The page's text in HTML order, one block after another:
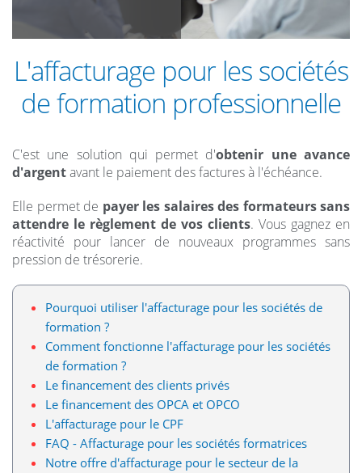
L'affacturage pour les sociétés
de formation professionnelle
C'est une solution qui permet d'obtenir une avance
d'argentavant le paiement des factures à l'échéance.
Elle permet de payer les salaires des formateurs sans
attendre le règlement de vos clients. Vous gagnez en
réactivité pour lancer de nouveaux programmes sans
pression de trésorerie.
Pourquoi utiliser l'affacturage pour les sociétés de
formation ?
Comment fonctionne l'affacturage pour les sociétés
de formation ?
Le financement des clients privés
Le financement des OPCA et OPCO
L'affacturage pour le CPF
FAQ - Affacturage pour les sociétés formatrices
Notre offre d'affacturage pour le secteur de la